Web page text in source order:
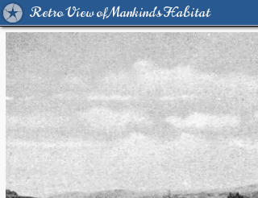
Retro View of Mankind's Habitat